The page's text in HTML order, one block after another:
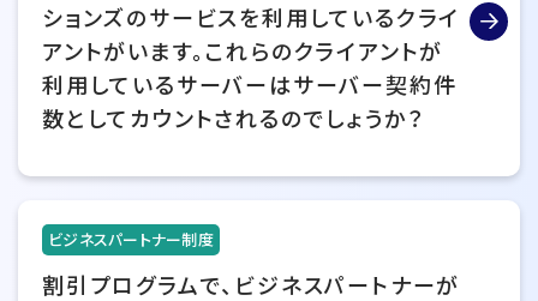
ションズのサービスを利用しているクライ
アントがいます。これらのクライアントが
利用しているサーバーはサーバー契約件
数としてカウントされるのでしょうか？
ビジネスパートナー制度
割引プログラムで、ビジネスパートナーが